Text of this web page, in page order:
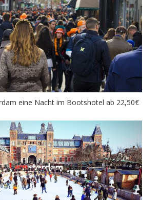
eine Nacht im Bootshotel ab 22,50€